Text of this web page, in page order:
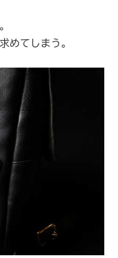
めてしまう。